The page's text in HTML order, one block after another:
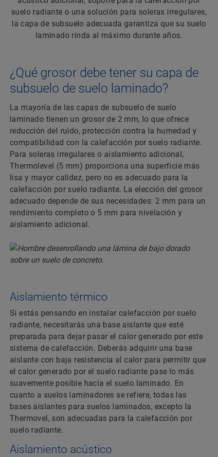
suelo radiante o una solución para soleras irregulares,
la capa de subsuelo adecuada garantiza que su suelo
laminado rinda al máximo durante años.
¿Qué grosor debe tener su capa de
subsuelo de suelo laminado?
La mayoría de las capas de subsuelo de suelo
laminado tienen un grosor de 2 mm, lo que ofrece
reducción del ruido, protección contra la humedad y
compatibilidad con la calefacción por suelo radiante.
Para soleras irregulares o aislamiento adicional,
Thermolevel (5 mm) proporciona una superficie más
lisa y mayor calidez, pero no es adecuado para la
calefacción por suelo radiante. La elección del grosor
adecuado depende de sus necesidades: 2 mm para un
rendimiento completo o 5 mm para nivelación y
aislamiento adicional.
Aislamiento térmico
Si estás pensando en instalar calefacción por suelo
radiante, necesitarás una base aislante que esté
preparada para dejar pasar el calor generado por este
sistema de calefacción. Deberás adquirir una base
aislante con baja resistencia al calor para permitir que
el calor generado por el suelo radiante pase lo más
suavemente posible hacia el suelo laminado. En
cuanto a suelos laminadores se refiere, todas las
bases aislantes para suelos laminados, excepto la
Thermovel, son adecuadas para la calefacción por
suelo radiante.
Aislamiento acústico